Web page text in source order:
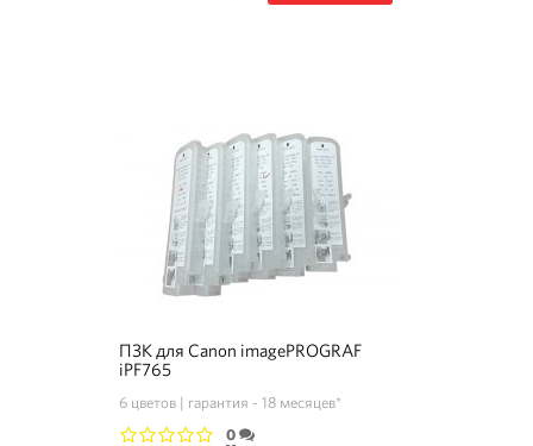
ПЗК для Canon imagePROGRAF
iPF765
6 цветов гарантия - 18 месяцев*
0